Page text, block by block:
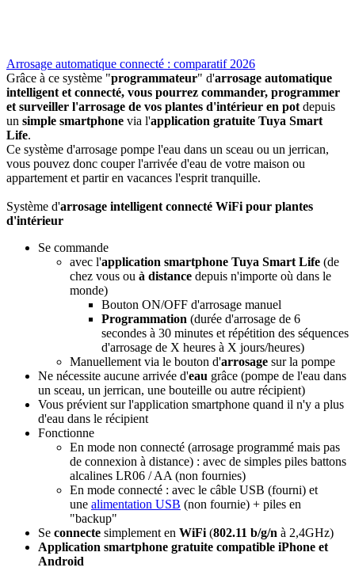
Arrosage automatique connecté : comparatif 2026
Grâce à ce système "programmateur" d'arrosage automatique
intelligent et connecté, vous pourrez commander, programmer
et surveiller l'arrosage de vos plantes d'intérieur en pot depuis
un simple smartphone via l'application gratuite Tuya Smart
Life.
Ce système d'arrosage pompe l'eau dans un sceau ou un jerrican,
vous pouvez donc couper l'arrivée d'eau de votre maison ou
appartement et partir en vacances l'esprit tranquille.
Système d'arrosage intelligent connecté WiFi pour plantes
d'intérieur
Se commande
avec l'application smartphone Tuya Smart Life (de
chez vous ou à distance depuis n'importe où dans le
monde)
Bouton ON/OFF d'arrosage manuel
Programmation (durée d'arrosage de 6
secondes à 30 minutes et répétition des séquences
d'arrosage de X heures à X jours/heures)
Manuellement via le bouton d'arrosage sur la pompe
Ne nécessite aucune arrivée d'eau grâce (pompe de l'eau dans
un sceau, un jerrican, une bouteille ou autre récipient)
Vous prévient sur l'application smartphone quand il n'y a plus
d'eau dans le récipient
Fonctionne
En mode non connecté (arrosage programmé mais pas
de connexion à distance) : avec de simples piles battons
alcalines LR06 / AA (non fournies)
En mode connecté : avec le câble USB (fourni) et
une alimentation USB (non fournie) + piles en
"backup"
Se connecte simplement en WiFi (802.11 b/g/n à 2,4GHz)
Application smartphone gratuite compatible iPhone et
Android